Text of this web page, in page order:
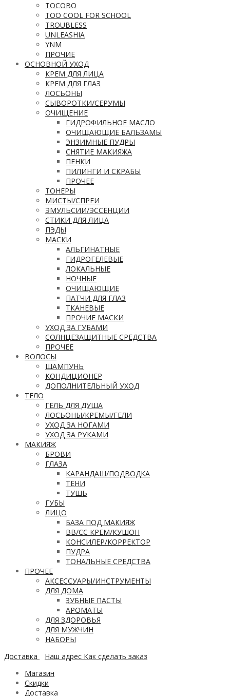
TOCOBO
TOO COOL FOR SCHOOL
TROUBLESS
UNLEASHIA
YNM
ПРОЧИЕ
ОСНОВНОЙ УХОД
КРЕМ ДЛЯ ЛИЦА
КРЕМ ДЛЯ ГЛАЗ
ЛОСЬОНЫ
СЫВОРОТКИ/СЕРУМЫ
ОЧИЩЕНИЕ
ГИДРОФИЛЬНОЕ МАСЛО
ОЧИЩАЮЩИЕ БАЛЬЗАМЫ
ЭНЗИМНЫЕ ПУДРЫ
СНЯТИЕ МАКИЯЖА
ПЕНКИ
ПИЛИНГИ И СКРАБЫ
ПРОЧЕЕ
ТОНЕРЫ
МИСТЫ/СПРЕИ
ЭМУЛЬСИИ/ЭССЕНЦИИ
СТИКИ ДЛЯ ЛИЦА
ПЭДЫ
МАСКИ
АЛЬГИНАТНЫЕ
ГИДРОГЕЛЕВЫЕ
ЛОКАЛЬНЫЕ
НОЧНЫЕ
ОЧИЩАЮЩИЕ
ПАТЧИ ДЛЯ ГЛАЗ
ТКАНЕВЫЕ
ПРОЧИЕ МАСКИ
УХОД ЗА ГУБАМИ
СОЛНЦЕЗАЩИТНЫЕ СРЕДСТВА
ПРОЧЕЕ
ВОЛОСЫ
ШАМПУНЬ
КОНДИЦИОНЕР
ДОПОЛНИТЕЛЬНЫЙ УХОД
ТЕЛО
ГЕЛЬ ДЛЯ ДУША
ЛОСЬОНЫ/КРЕМЫ/ГЕЛИ
УХОД ЗА НОГАМИ
УХОД ЗА РУКАМИ
МАКИЯЖ
БРОВИ
ГЛАЗА
КАРАНДАШ/ПОДВОДКА
ТЕНИ
ТУШЬ
ГУБЫ
ЛИЦО
БАЗА ПОД МАКИЯЖ
ВВ/CC КРЕМ/КУШОН
КОНСИЛЕР/КОРРЕКТОР
ПУДРА
ТОНАЛЬНЫЕ СРЕДСТВА
ПРОЧЕЕ
АКСЕССУАРЫ/ИНСТРУМЕНТЫ
ДЛЯ ДОМА
ЗУБНЫЕ ПАСТЫ
АРОМАТЫ
ДЛЯ ЗДОРОВЬЯ
ДЛЯ МУЖЧИН
НАБОРЫ
Доставка
Наш адрес Как сделать заказ
Магазин
Скидки
Доставка